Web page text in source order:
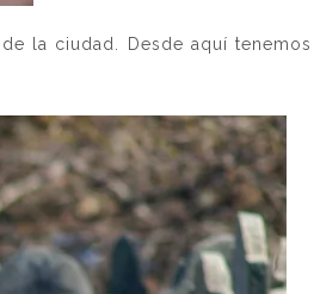
la ciudad. Desde aquí tenemos